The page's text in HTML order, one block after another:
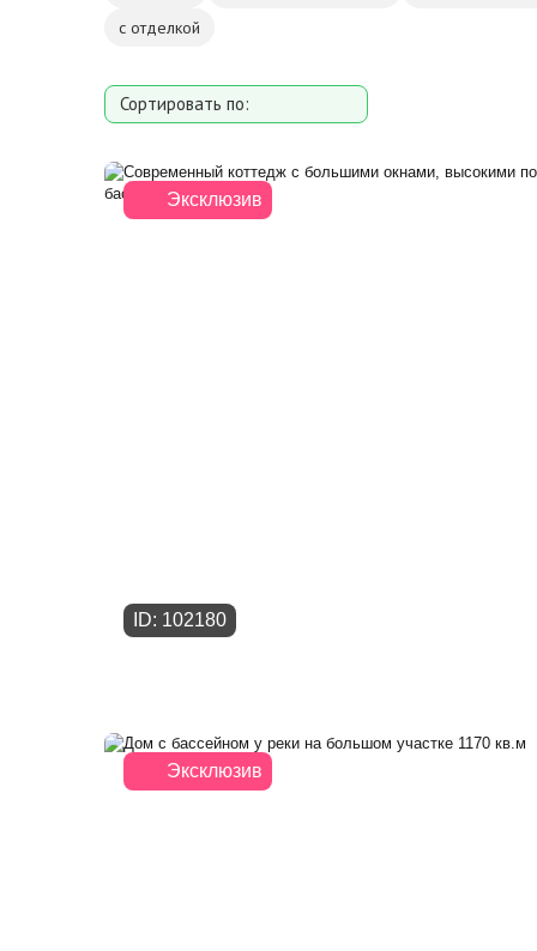
с отделкой
Сортировать по:
Площади участка
Расстоянию от МКАД
Эксклюзив
ID: 102180
Эксклюзив